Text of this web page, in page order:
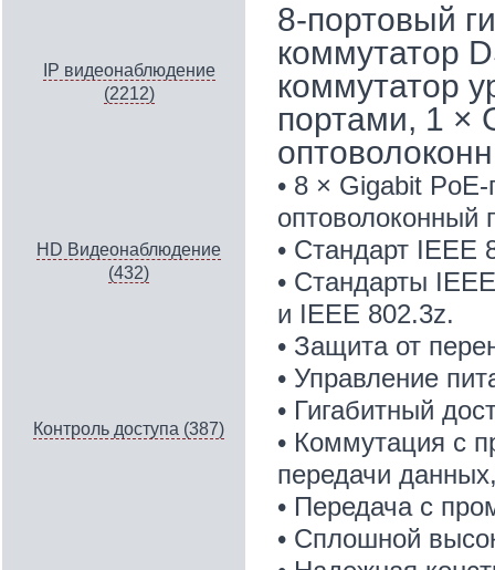
IP видеонаблюдение
(2212)
HD Видеонаблюдение
(432)
Контроль доступа (387)
8-портовый
коммутатор
коммутатор
портами, 1 ×
• 8 × Gigabit
оптоволоконный
• Стандарт IEEE
• Стандарты
и IEEE 802.3z.
• Защита от
• Управление
• Гигабитный
• Коммутация с
передачи
• Передача с
• Сплошной